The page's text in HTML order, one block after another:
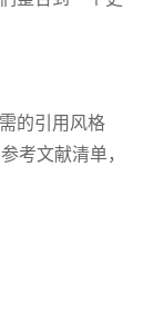
的引用风格
考文献清单，